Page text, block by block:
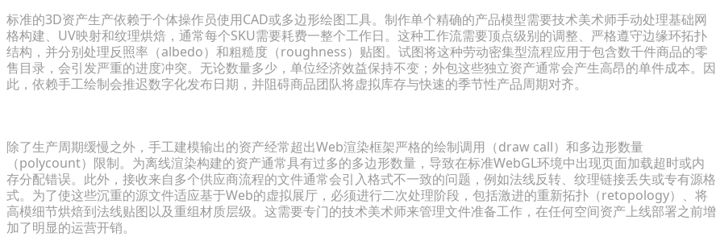
标准的3D资产生产依赖于个体操作员使用CAD或多边形绘图工具。制作单个精确的产品模型需要技术美术师手动处理基础网
格构建、UV映射和纹理烘焙，通常每个SKU需要耗费一整个工作日。这种工作流需要顶点级别的调整、严格遵守边缘环拓扑
结构，并分别处理反照率（albedo）和粗糙度（roughness）贴图。试图将这种劳动密集型流程应用于包含数千件商品的零
售目录，会引发严重的进度冲突。无论数量多少，单位经济效益保持不变；外包这些独立资产通常会产生高昂的单件成本。因
此，依赖手工绘制会推迟数字化发布日期，并阻碍商品团队将虚拟库存与快速的季节性产品周期对齐。
除了生产周期缓慢之外，手工建模输出的资产经常超出Web渲染框架严格的绘制调用（draw call）和多边形数量
（polycount）限制。为离线渲染构建的资产通常具有过多的多边形数量，导致在标准WebGL环境中出现页面加载超时或内
存分配错误。此外，接收来自多个供应商流程的文件通常会引入格式不一致的问题，例如法线反转、纹理链接丢失或专有源格
式。为了使这些沉重的源文件适应基于Web的虚拟展厅，必须进行二次处理阶段，包括激进的重新拓扑（retopology）、将
高模细节烘焙到法线贴图以及重组材质层级。这需要专门的技术美术师来管理文件准备工作，在任何空间资产上线部署之前增
加了明显的运营开销。